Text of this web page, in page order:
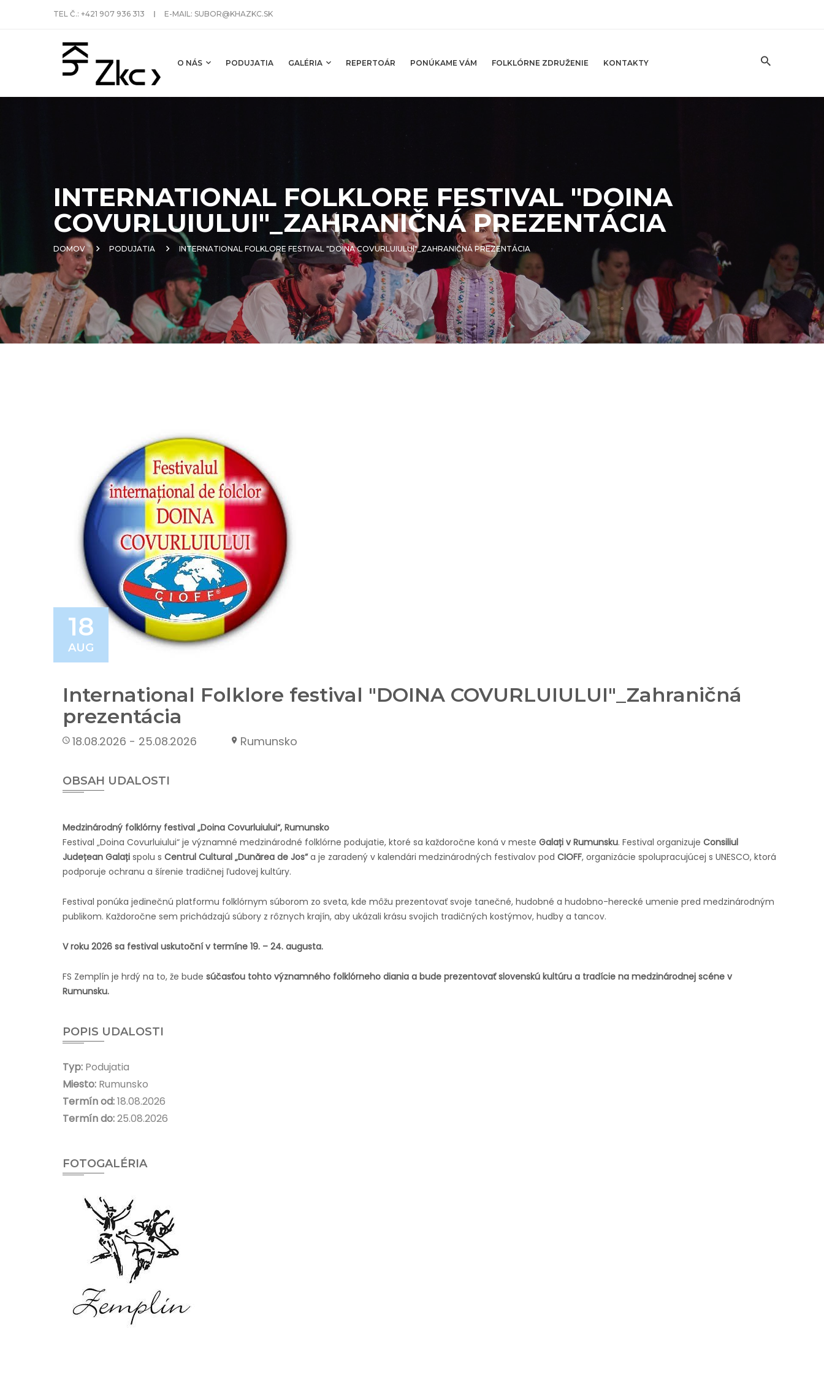
TEL Č.: +421 907 936 313 E-MAIL: SUBOR@KHAZKC.SK
O NÁS PODUJATIA GALÉRIA REPERTOÁR PONÚKAME VÁM FOLKLÓRNE ZDRUŽENIE KONTAKTY
INTERNATIONAL FOLKLORE FESTIVAL "DOINA
COVURLUIULUI"_ZAHRANIČNÁ PREZENTÁCIA
DOMOV PODUJATIA INTERNATIONAL FOLKLORE FESTIVAL "DOINA COVURLUIULUI"_ZAHRANIČNÁ PREZENTÁCIA
18
AUG
International Folklore festival "DOINA COVURLUIULUI"_Zahraničná
prezentácia
18.08.2026 - 25.08.2026 Rumunsko
OBSAH UDALOSTI
Medzinárodný folklórny festival „Doina Covurluiului“, Rumunsko
Festival „Doina Covurluiului“ je významné medzinárodné folklórne podujatie, ktoré sa každoročne koná v meste Galați v Rumunsku. Festival organizuje Consiliul
Județean Galați spolu s Centrul Cultural „Dunărea de Jos“a je zaradený v kalendári medzinárodných festivalov pod CIOFF, organizácie spolupracujúcej s UNESCO, ktorá
podporuje ochranu a šírenie tradičnej ľudovej kultúry.
Festival ponúka jedinečnú platformu folklórnym súborom zo sveta, kde môžu prezentovať svoje tanečné, hudobné a hudobno-herecké umenie pred medzinárodným
publikom. Každoročne sem prichádzajú súbory z rôznych krajín, aby ukázali krásu svojich tradičných kostýmov, hudby a tancov.
V roku 2026 sa festival uskutoční v termíne 19. – 24. augusta.
FS Zemplín je hrdý na to, že bude súčasťou tohto významného folklórneho diania a bude prezentovať slovenskú kultúru a tradície na medzinárodnej scéne v
Rumunsku.
POPIS UDALOSTI
Typ: Podujatia
Miesto: Rumunsko
Termín od:18.08.2026
Termín do:25.08.2026
FOTOGALÉRIA